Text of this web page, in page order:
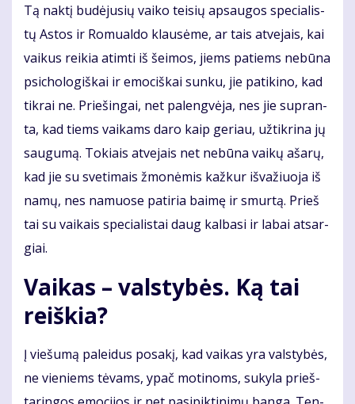
Tą nak­tį bu­dė­ju­sių vai­ko tei­sių ap­sau­gos spe­cia­lis­
tų Astos ir Romualdo klau­sė­me, ar tais at­ve­jais, kai
vai­kus rei­kia at­im­ti iš šei­mos, jiems pa­tiems ne­bū­na
psi­cho­lo­giš­kai ir emo­ciš­kai sun­ku, jie pa­ti­ki­no, kad
tik­rai ne. Prie­šin­gai, net pa­leng­vė­ja, nes jie su­pran­
ta, kad tiems vai­kams da­ro kaip ge­riau, už­tik­ri­na jų
sau­gu­mą. To­kiais at­ve­jais net ne­bū­na vai­kų aša­rų,
kad jie su sve­ti­mais žmo­nė­mis kaž­kur iš­va­žiuo­ja iš
na­mų, nes na­muo­se pa­ti­ria bai­mę ir smur­tą. Prieš
tai su vai­kais spe­cia­lis­tai daug kal­ba­si ir la­bai at­sar­
giai.
Vai­kas – vals­ty­bės. Ką tai
reiš­kia?
Į vie­šu­mą pa­lei­dus po­sa­kį, kad vai­kas yra vals­ty­bės,
ne vie­niems tė­vams, ypač mo­ti­noms, su­ky­la prieš­